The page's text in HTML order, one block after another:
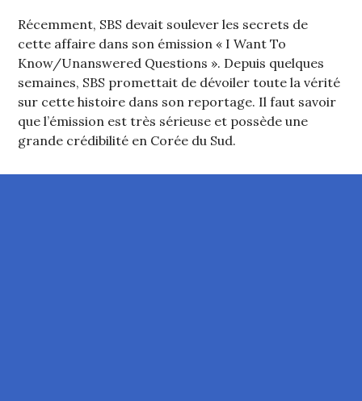
Récemment, SBS devait soulever les secrets de
cette affaire dans son émission « I Want To
Know/Unanswered Questions ». Depuis quelques
semaines, SBS promettait de dévoiler toute la vérité
sur cette histoire dans son reportage. Il faut savoir
que l’émission est très sérieuse et possède une
grande crédibilité en Corée du Sud.